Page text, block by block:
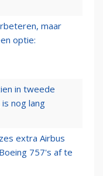
maar
optie:
in tweede
nog lang
extra Airbus
757's af te